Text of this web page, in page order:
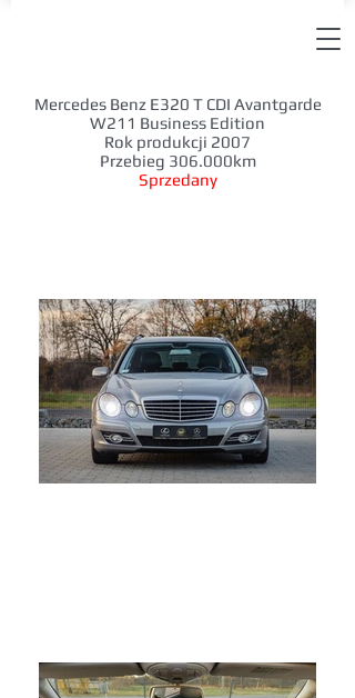
Mercedes Benz E320 T CDI Avantgarde
W211 Business Edition
Rok produkcji 2007
Przebieg 306.000km
Sprzedany